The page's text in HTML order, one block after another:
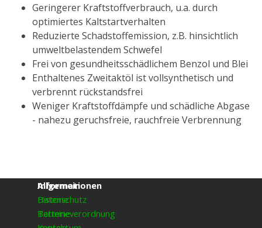
Geringerer Kraftstoffverbrauch, u.a. durch
optimiertes Kaltstartverhalten
Reduzierte Schadstoffemission, z.B. hinsichtlich
umweltbelastendem Schwefel
Frei von gesundheitsschädlichem Benzol und Blei
Enthaltenes Zweitaktöl ist vollsynthetisch und
verbrennt rückstandsfrei
Weniger Kraftstoffdämpfe und schädliche Abgase
- nahezu geruchsfreie, rauchfreie Verbrennung
Allgemein
Historie
Termine
Informationen
Datenschutz
Batterieverordnung